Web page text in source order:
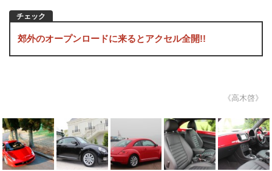
郊外のオープンロードに来るとアクセル全開!!
《高木啓》